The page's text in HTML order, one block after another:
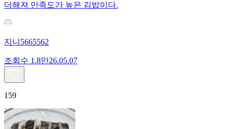
더해져 만족도가 높은 김밥이다.
지니5665562
조회수 1.8만26.05.07
159